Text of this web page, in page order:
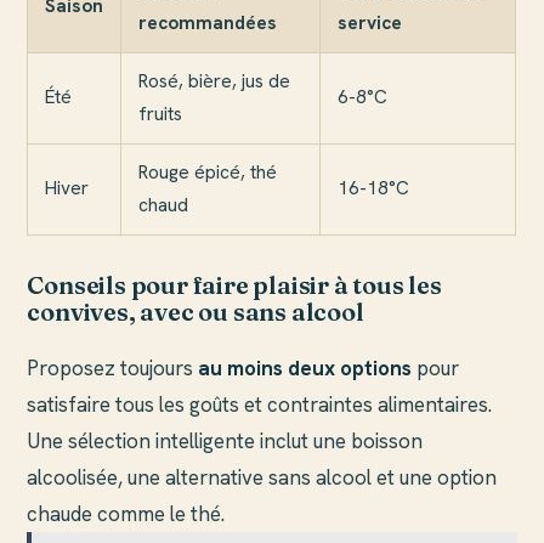
Saison
recommandées
service
Été
Rosé, bière, jus de
fruits
6-8°C
Hiver
Rouge épicé, thé
chaud
16-18°C
Conseils pour faire plaisir à tous les
convives, avec ou sans alcool
Proposez toujours au moins deux options pour
satisfaire tous les goûts et contraintes alimentaires.
Une sélection intelligente inclut une boisson
alcoolisée, une alternative sans alcool et une option
chaude comme le thé.